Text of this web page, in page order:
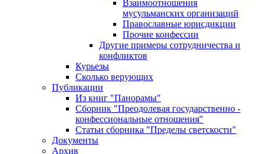
Взаимоотношения
мусульманских организаций
Православные юрисдикции
Прочие конфессии
Другие примеры сотрудничества и
конфликтов
Курьезы
Сколько верующих
Публикации
Из книг "Панорамы"
Сборник "Преодолевая государственно -
конфессиональные отношения"
Статьи сборника "Пределы светскости"
Документы
Архив